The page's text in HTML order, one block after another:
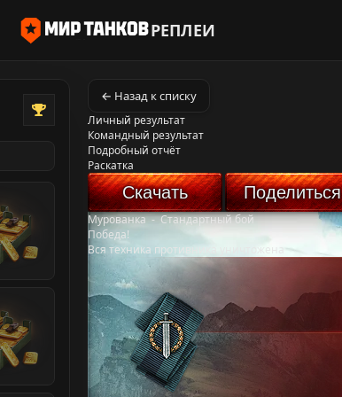
РЕПЛЕИ
← Назад к списку
Личный результат
Командный результат
Подробный отчёт
Раскатка
Скачать Поделиться
Мурованка-Стандартный бой
Победа!
Вся техника противника уничтожена